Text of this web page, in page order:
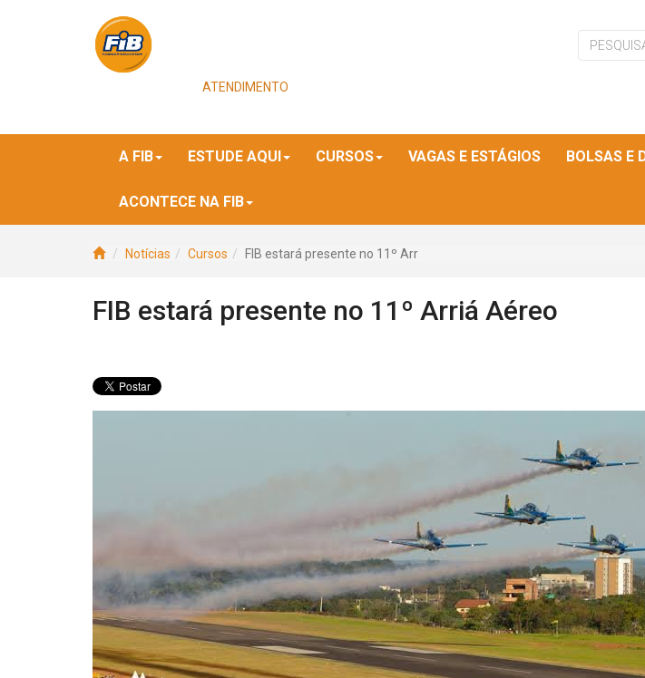
ATENDIMENTO
A FIB ESTUDE AQUI CURSOS VAGAS E ESTÁGIOS BOLSAS E
ACONTECE NA FIB
Notícias Cursos FIB estará presente no 11º Arr
FIB estará presente no 11º Arriá Aéreo